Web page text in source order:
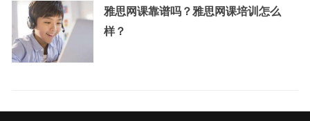
雅思网课靠谱吗？雅思网课培训怎么
样？